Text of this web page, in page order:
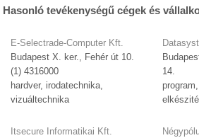
Hasonló tevékenységű cégek és
E-Selectrade-Computer Kft.
Budapest X. ker., Fehér út 10.
(1) 4316000
hardver, irodatechnika,
vizuáltechnika
Itsecure Informatikai Kft.
14.